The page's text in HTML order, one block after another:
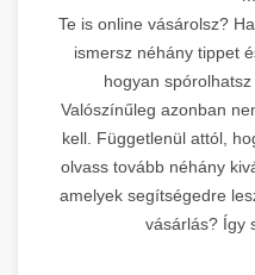
Te is online vásárolsz?
ismersz néhány tippet
hogyan
Valószínűleg azonban
kell. Függetlenül attól,
olvass tovább néhány
amelyek segítségedre
vásárlás? Így